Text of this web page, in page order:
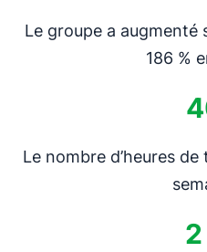
Le groupe a augmenté
186 %
Le nombre d’heures